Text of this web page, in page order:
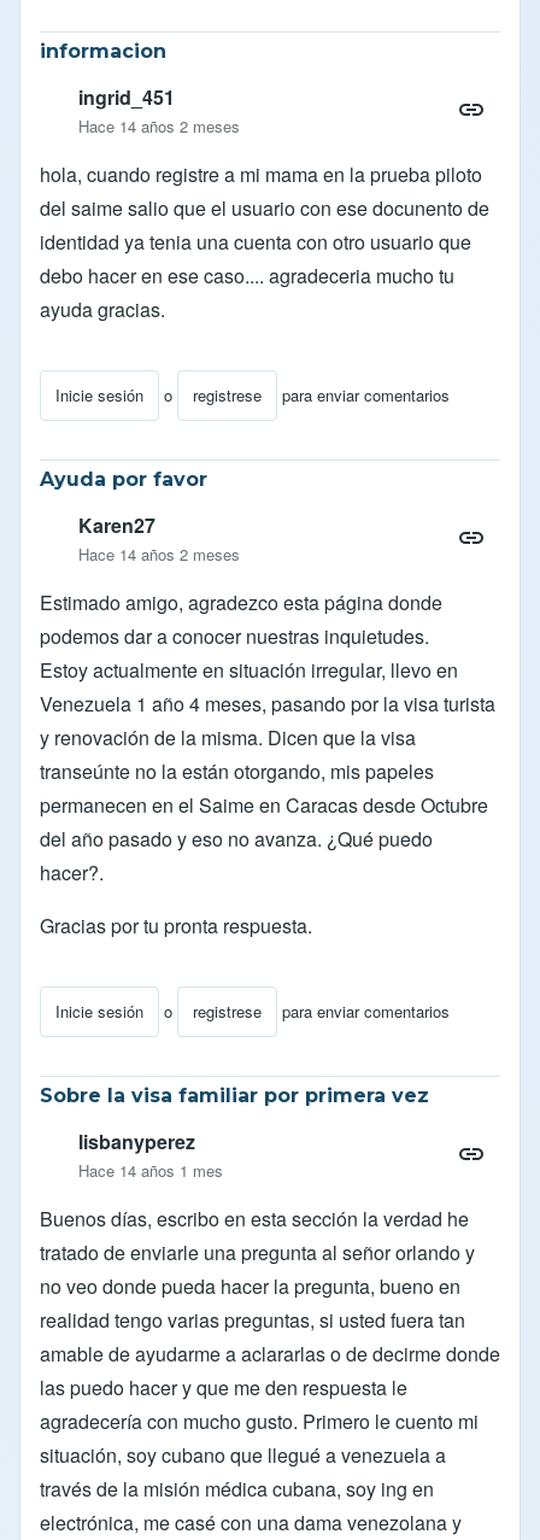
informacion
ingrid_451
Hace 14 años 2 meses
hola, cuando registre a mi mama en la prueba piloto
del saime salio que el usuario con ese docunento de
identidad ya tenia una cuenta con otro usuario que
debo hacer en ese caso.... agradeceria mucho tu
ayuda gracias.
Inicie sesión o registrese para enviar comentarios
Ayuda por favor
Karen27
Hace 14 años 2 meses
Estimado amigo, agradezco esta página donde
podemos dar a conocer nuestras inquietudes.
Estoy actualmente en situación irregular, llevo en
Venezuela 1 año 4 meses, pasando por la visa turista
y renovación de la misma. Dicen que la visa
transeúnte no la están otorgando, mis papeles
permanecen en el Saime en Caracas desde Octubre
del año pasado y eso no avanza. ¿Qué puedo
hacer?.
Gracias por tu pronta respuesta.
Inicie sesión o registrese para enviar comentarios
Sobre la visa familiar por primera vez
lisbanyperez
Hace 14 años 1 mes
Buenos días, escribo en esta sección la verdad he
tratado de enviarle una pregunta al señor orlando y
no veo donde pueda hacer la pregunta, bueno en
realidad tengo varias preguntas, si usted fuera tan
amable de ayudarme a aclararlas o de decirme donde
las puedo hacer y que me den respuesta le
agradecería con mucho gusto. Primero le cuento mi
situación, soy cubano que llegué a venezuela a
través de la misión médica cubana, soy ing en
electrónica, me casé con una dama venezolana y